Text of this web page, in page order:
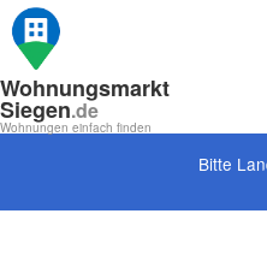
Wohnungsmarkt
Siegen.de
Wohnungen einfach finden
Bitte